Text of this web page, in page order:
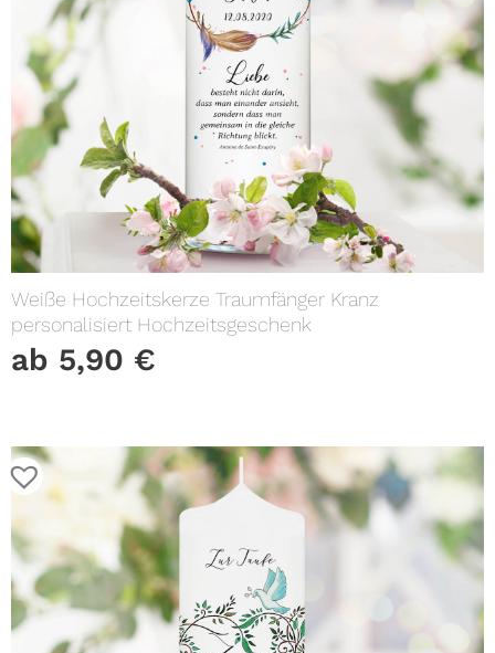
Weiße Hochzeitskerze Traumfänger Kranz
personalisiert Hochzeitsgeschenk
ab 5,90 €